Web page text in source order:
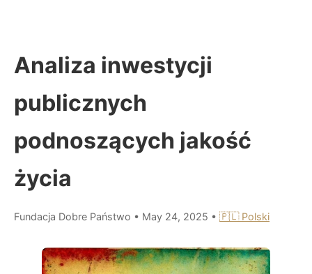
Analiza inwestycji
publicznych
podnoszących jakość
życia
Fundacja Dobre Państwo • May 24, 2025 • 🇵🇱 Polski